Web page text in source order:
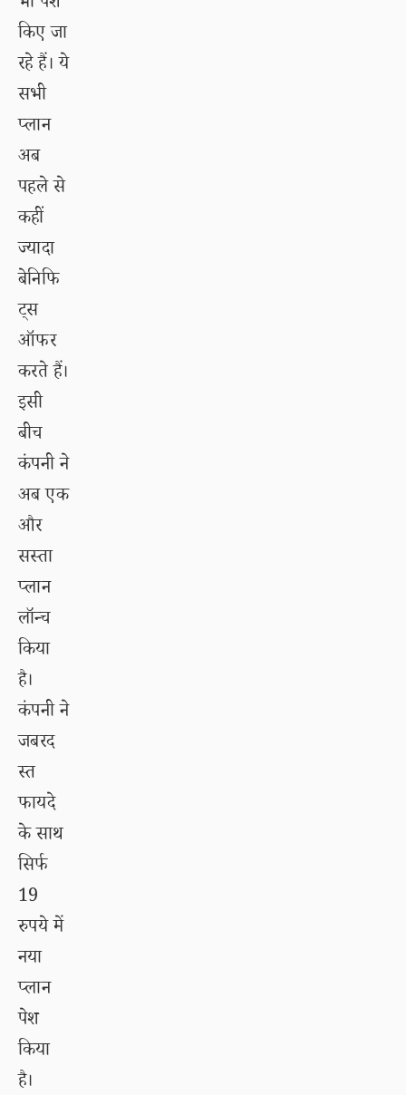
किए जा
रहे हैं। ये
सभी
प्लान
अब
पहले से
कहीं
ज्यादा
बेनिफि
ट्स
ऑफर
करते हैं।
इसी
बीच
कंपनी ने
अब एक
और
सस्ता
प्लान
लॉन्च
किया
है।
कंपनी ने
जबरद
स्त
फायदे
के साथ
सिर्फ
19
रुपये में
नया
प्लान
पेश
किया
है।